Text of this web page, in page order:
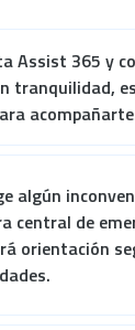
Assist 365 y
tranquilidad,
algún
central de
orientación